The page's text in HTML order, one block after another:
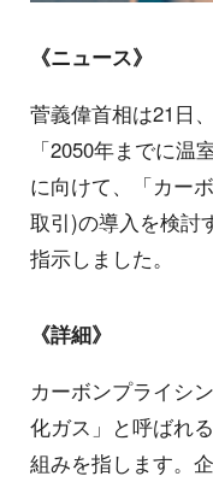
《ニュース》
菅義偉首相は21日
「2050年までに
に向けて、「カー
取引)の導入を検討
指示しました。
《詳細》
カーボンプライシ
化ガス」と呼ばれ
組みを指します。